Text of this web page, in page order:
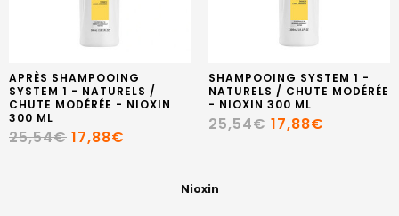
APRÈS SHAMPOOING
SYSTEM 1 - NATURELS /
CHUTE MODÉRÉE - NIOXIN
300 ML
25,54€ 17,88€
SHAMPOOING SYSTEM 1 -
NATURELS / CHUTE MODÉRÉE
- NIOXIN 300 ML
25,54€ 17,88€
Nioxin